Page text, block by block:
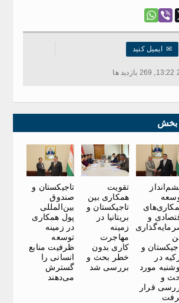
✉ایمیل کنید
بخش
و
و
در
مورد
و
قرار
تقویت
همکاری بین
تاجیکستان و
بریتانیا در
زمینه
مهاجرت
کاری بدون
خطر بحث و
بررسی شد
تاجیکستان و
صندوق
بین‌المللی
پول همکاری
در زمینه
توسعه
ظرفیت منابع
انسانی را
گسترش
می‌دهند